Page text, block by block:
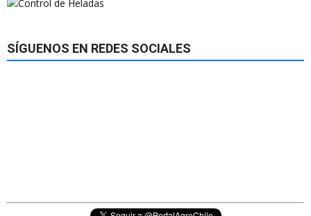
SÍGUENOS EN REDES SOCIALES